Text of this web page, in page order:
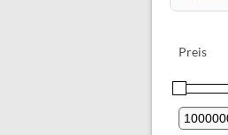
Preis